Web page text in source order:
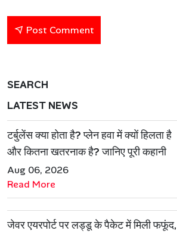
Post Comment
SEARCH
LATEST NEWS
टर्बुलेंस क्या होता है? प्लेन हवा में क्यों हिलता है
और कितना खतरनाक है? जानिए पूरी कहानी
Aug 06, 2026
Read More
जेवर एयरपोर्ट पर लड्डू के पैकेट में मिली फफूंद,